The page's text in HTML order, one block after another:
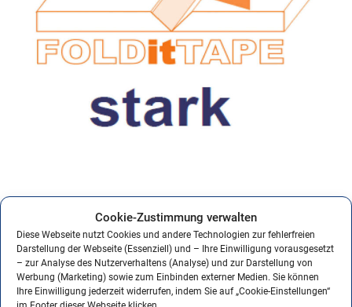
Cookie-Zustimmung verwalten
Diese Webseite nutzt Cookies und andere Technologien zur fehlerfreien
Darstellung der Webseite (Essenziell) und – Ihre Einwilligung vorausgesetzt
– zur Analyse des Nutzerverhaltens (Analyse) und zur Darstellung von
Werbung (Marketing) sowie zum Einbinden externer Medien. Sie können
Ihre Einwilligung jederzeit widerrufen, indem Sie auf „Cookie-Einstellungen“
flache Palletierung
vorteilhafte Lagerung
sofort starke Klebekraft
keine Trocknungszeit